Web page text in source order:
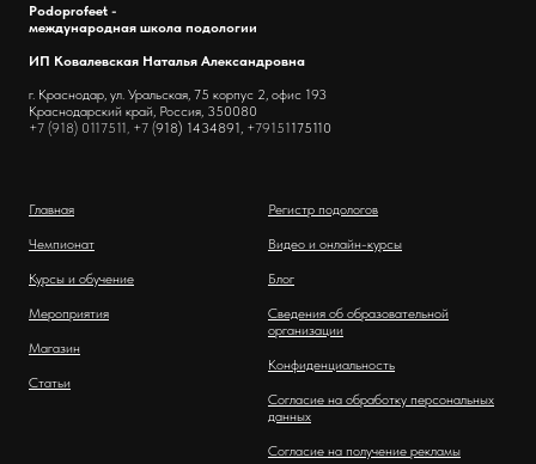
Podoprofeet -
международная школа подологии
ИП Ковалевская Наталья Александровна
г. Краснодар, ул. Уральская, 75 корпус 2, офис 193
Краснодарский край, Россия, 350080
+7 (918) 0117511, +7 (918) 1434891, +79151175110
Главная
Чемпионат
Курсы и обучение
Мероприятия
Магазин
Статьи
Регистр подологов
Видео и онлайн-курсы
Блог
Сведения об образовательной
организации
Конфиденциальность
Согласие на обработку персональных
данных
Согласие на получение рекламы